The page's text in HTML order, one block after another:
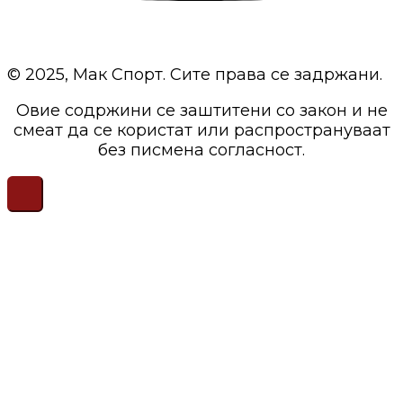
© 2025, Мак Спорт. Сите права се задржани.
Овие содржини се заштитени со закон и не
смеат да се користат или распространуваат
без писмена согласност.